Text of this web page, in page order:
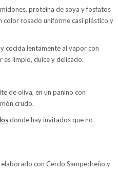
proteína de soya y fosfatos
color rosado uniforme casi plástico y
cocida lentamente al vapor con
es limpio, dulce y delicado.
de oliva, en un panino con
crudo.
donde hay invitados que no
elaborado con Cerdo Sampedreño y